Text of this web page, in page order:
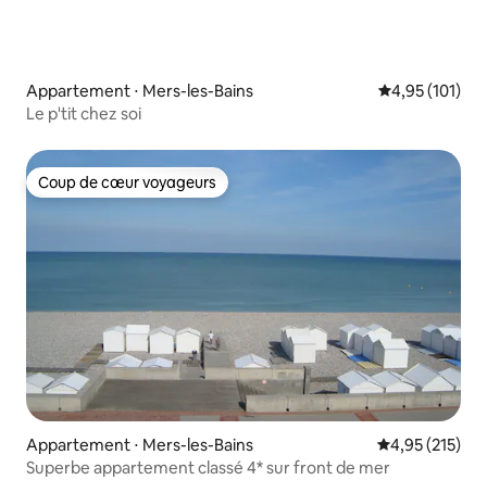
Appartement ⋅ Mers-les-Bains Évaluation
4,95 (101)
Le p'tit chez soi
Coup de cœur voyageurs
Coup de cœur voyageurs
Appartement ⋅ Mers-les-Bains Évaluation
4,95 (215)
Superbe appartement classé 4* sur front de mer